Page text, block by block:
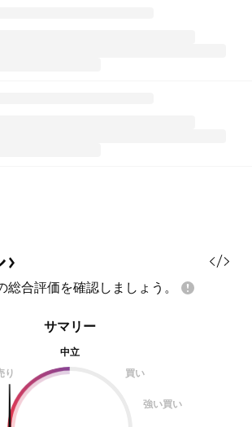
総合評価を確認しましょう。
サマリー
中立
り
買い
強い買い